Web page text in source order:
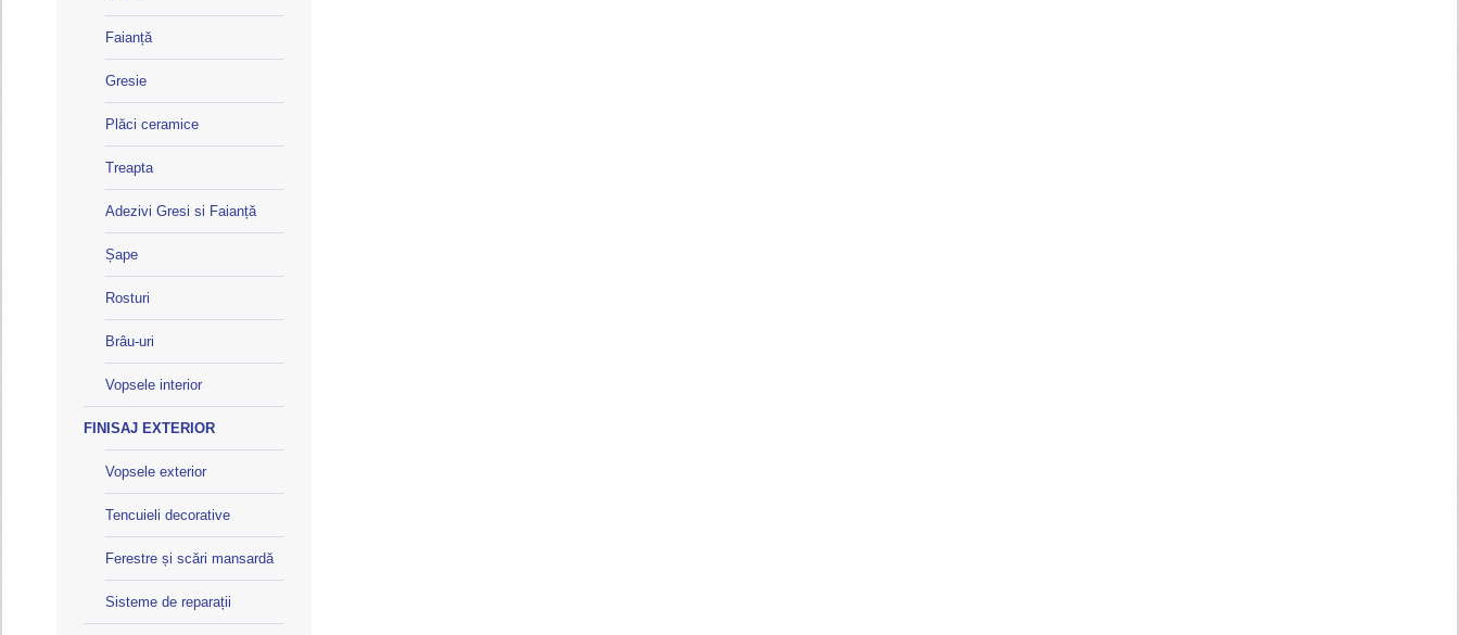
Faianță
Gresie
Plăci ceramice
Treapta
Adezivi Gresi si Faianță
Șape
Rosturi
Brâu-uri
Vopsele interior
FINISAJ EXTERIOR
Vopsele exterior
Tencuieli decorative
Ferestre și scări mansardă
Sisteme de reparații